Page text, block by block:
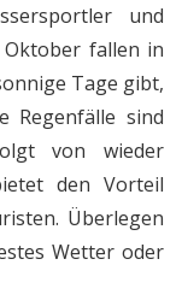
und
fallen in
Tage gibt,
Regenfälle sind
von wieder
den Vorteil
Überlegen
Wetter oder